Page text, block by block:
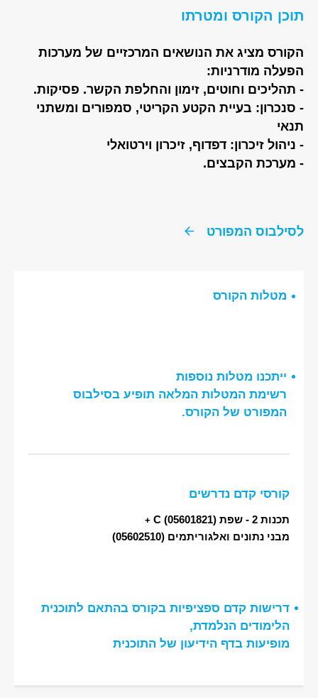
תוכן הקורס ומטרתו
הקורס מציג את הנושאים המרכזיים של מערכות
הפעלה מודרניות:
- תהליכים וחוטים, זימון והחלפת הקשר. פסיקות.
- סנכרון: בעיית הקטע הקריטי, סמפורים ומשתני
תנאי
- ניהול זיכרון: דפדוף, זיכרון וירטואלי
- מערכת הקבצים.
לסילבוס המפורט
מטלות הקורס
ייתכנו מטלות נוספות
רשימת המטלות המלאה תופיע בסילבוס
המפורט של הקורס.
קורסי קדם נדרשים
תכנות 2 - שפת C (05601821)
+
מבני נתונים ואלגוריתמים (05602510)
דרישות קדם ספציפיות בקורס בהתאם לתוכנית
הלימודים הנלמדת,
מופיעות בדף הידיעון של התוכנית